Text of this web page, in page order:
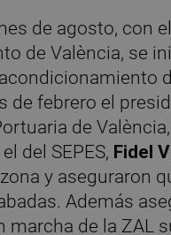
de agosto, con
de València, se
de febrero el
de
el del SEPES, Fidel
y aseguraron
Además
marcha de la ZAL